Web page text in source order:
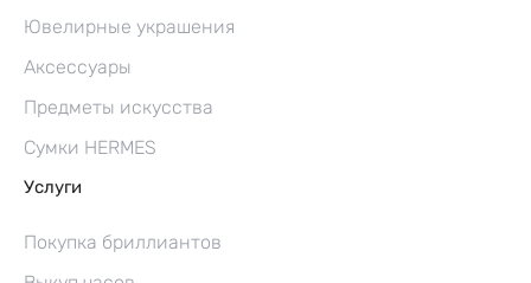
Ювелирные украшения
Аксессуары
Предметы искусства
Сумки HERMES
Услуги
Покупка бриллиантов